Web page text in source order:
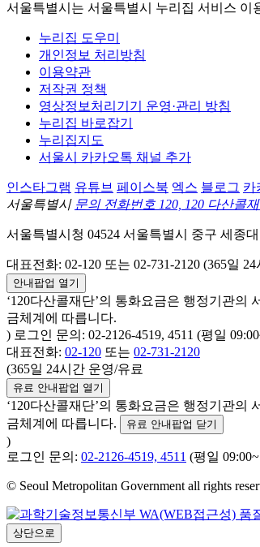
서울특별시는 서울특별시 누리집 서비스
누리집 도우미
개인정보 처리방침
이용약관
저작권 정책
영상정보처리기기 운영·관리 방침
누리집 바로잡기
누리집지도
서울시 카카오톡 채널 추가
인스타그램 유튜브 페이스북 엑스 블로그 카
서울특별시 문의 전화번호 120, 120 다산콜
서울특별시청 04524 서울특별시 중구 세종
대표전화: 02-120 또는 02-731-2120 (365일
안내팝업 열기
‘120다산콜재단’의 통화요금은 행정기관의
금체계에 따릅니다.
) 로그인 문의: 02-2126-4519, 4511 (평일
대표전화: 02-120 또는 02-731-2120
(365일 24시간 운영/유료
유료 안내팝업 열기
‘120다산콜재단’의 통화요금은 행정기관의
금체계에 따릅니다.
유료 안내팝업 닫기
)
로그인 문의: 02-2126-4519, 4511 (평일
© Seoul Metropolitan Government all rights
상단으로